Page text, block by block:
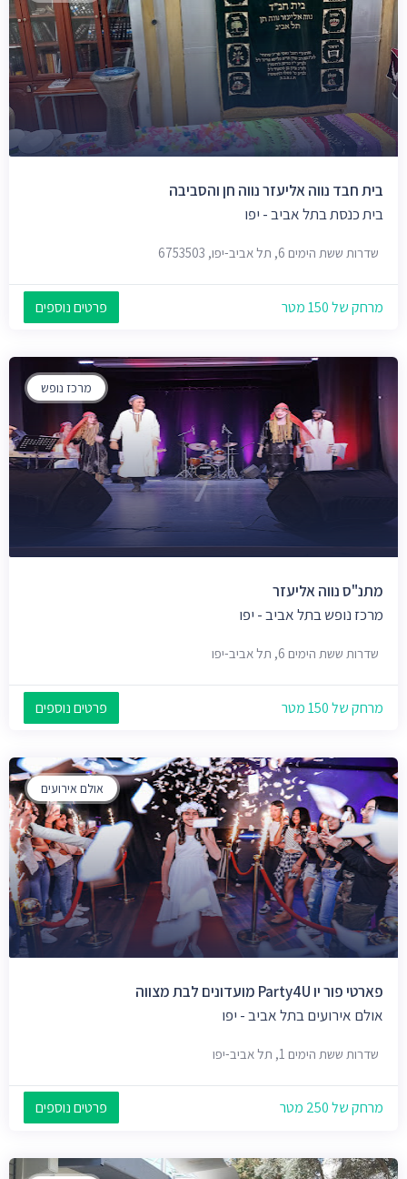
בית חבד נווה אליעזר נווה חן והסביבה
בית כנסת בתל אביב - יפו
שדרות ששת הימים 6, תל אביב-יפו, 6753503
מרחק של 150 מטר פרטים נוספים
מרכז נופש
מתנ"ס נווה אליעזר
מרכז נופש בתל אביב - יפו
שדרות ששת הימים 6, תל אביב-יפו
מרחק של 150 מטר פרטים נוספים
אולם אירועים
פארטי פור יו Party4U מועדונים לבת מצווה
אולם אירועים בתל אביב - יפו
שדרות ששת הימים 1, תל אביב-יפו
מרחק של 250 מטר פרטים נוספים